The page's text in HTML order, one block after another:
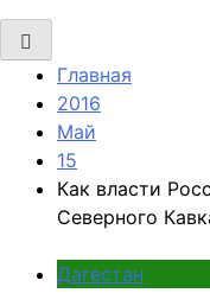
Главная
2016
Май
15
Как власти
Северного
Дагестан